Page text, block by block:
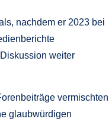
nachdem er 2023 bei
weiter
vermischten
glaubwürdigen